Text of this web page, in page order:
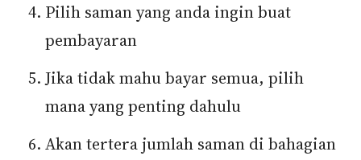
Pilih saman yang anda ingin buat
pembayaran
Jika tidak mahu bayar semua, pilih
mana yang penting dahulu
Akan tertera jumlah saman di bahagian